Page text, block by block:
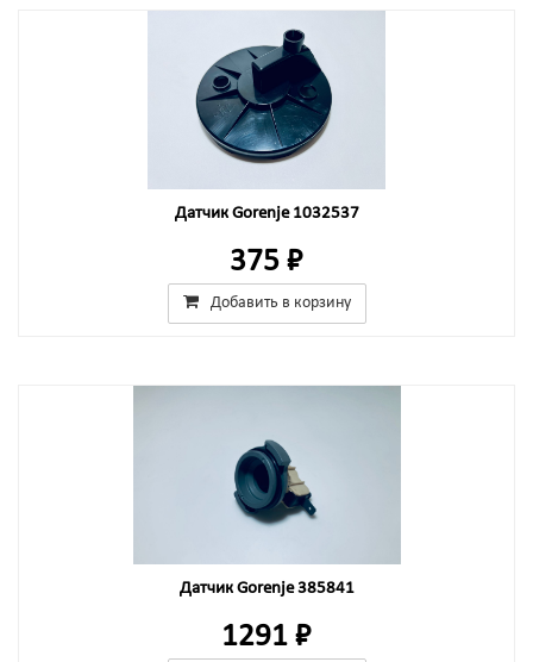
Датчик Gorenje 1032537
375 ₽
Добавить в корзину
Датчик Gorenje 385841
1291 ₽